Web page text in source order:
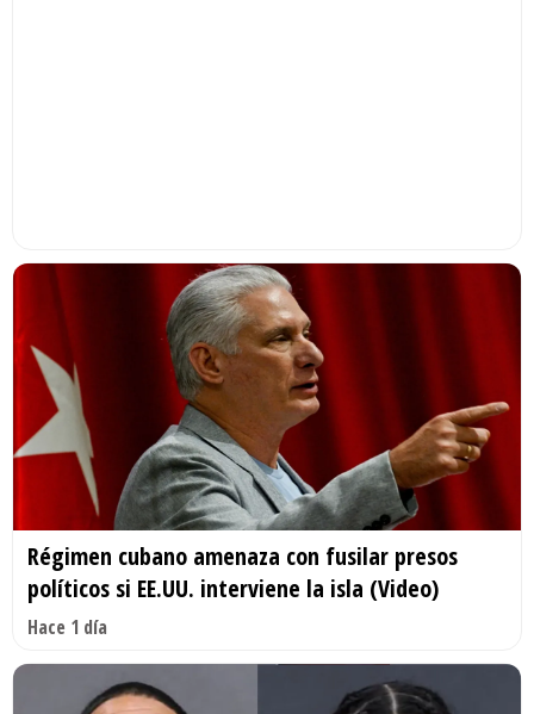
Régimen cubano amenaza con fusilar presos
políticos si EE.UU. interviene la isla (Video)
Hace 1 día